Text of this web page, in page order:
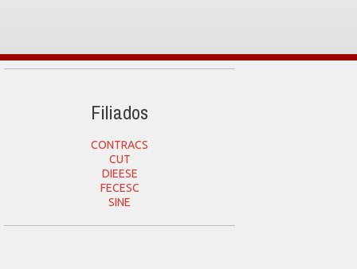
Filiados
CONTRACS
CUT
DIEESE
FECESC
SINE